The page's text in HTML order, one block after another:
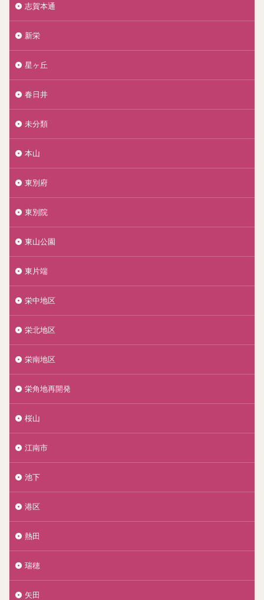
志賀本通
新栄
星ヶ丘
春日井
未分類
本山
東別府
東別院
東山公園
東片端
栄中地区
栄北地区
栄南地区
栄角地再開発
桜山
江南市
池下
港区
熱田
瑞穂
矢田